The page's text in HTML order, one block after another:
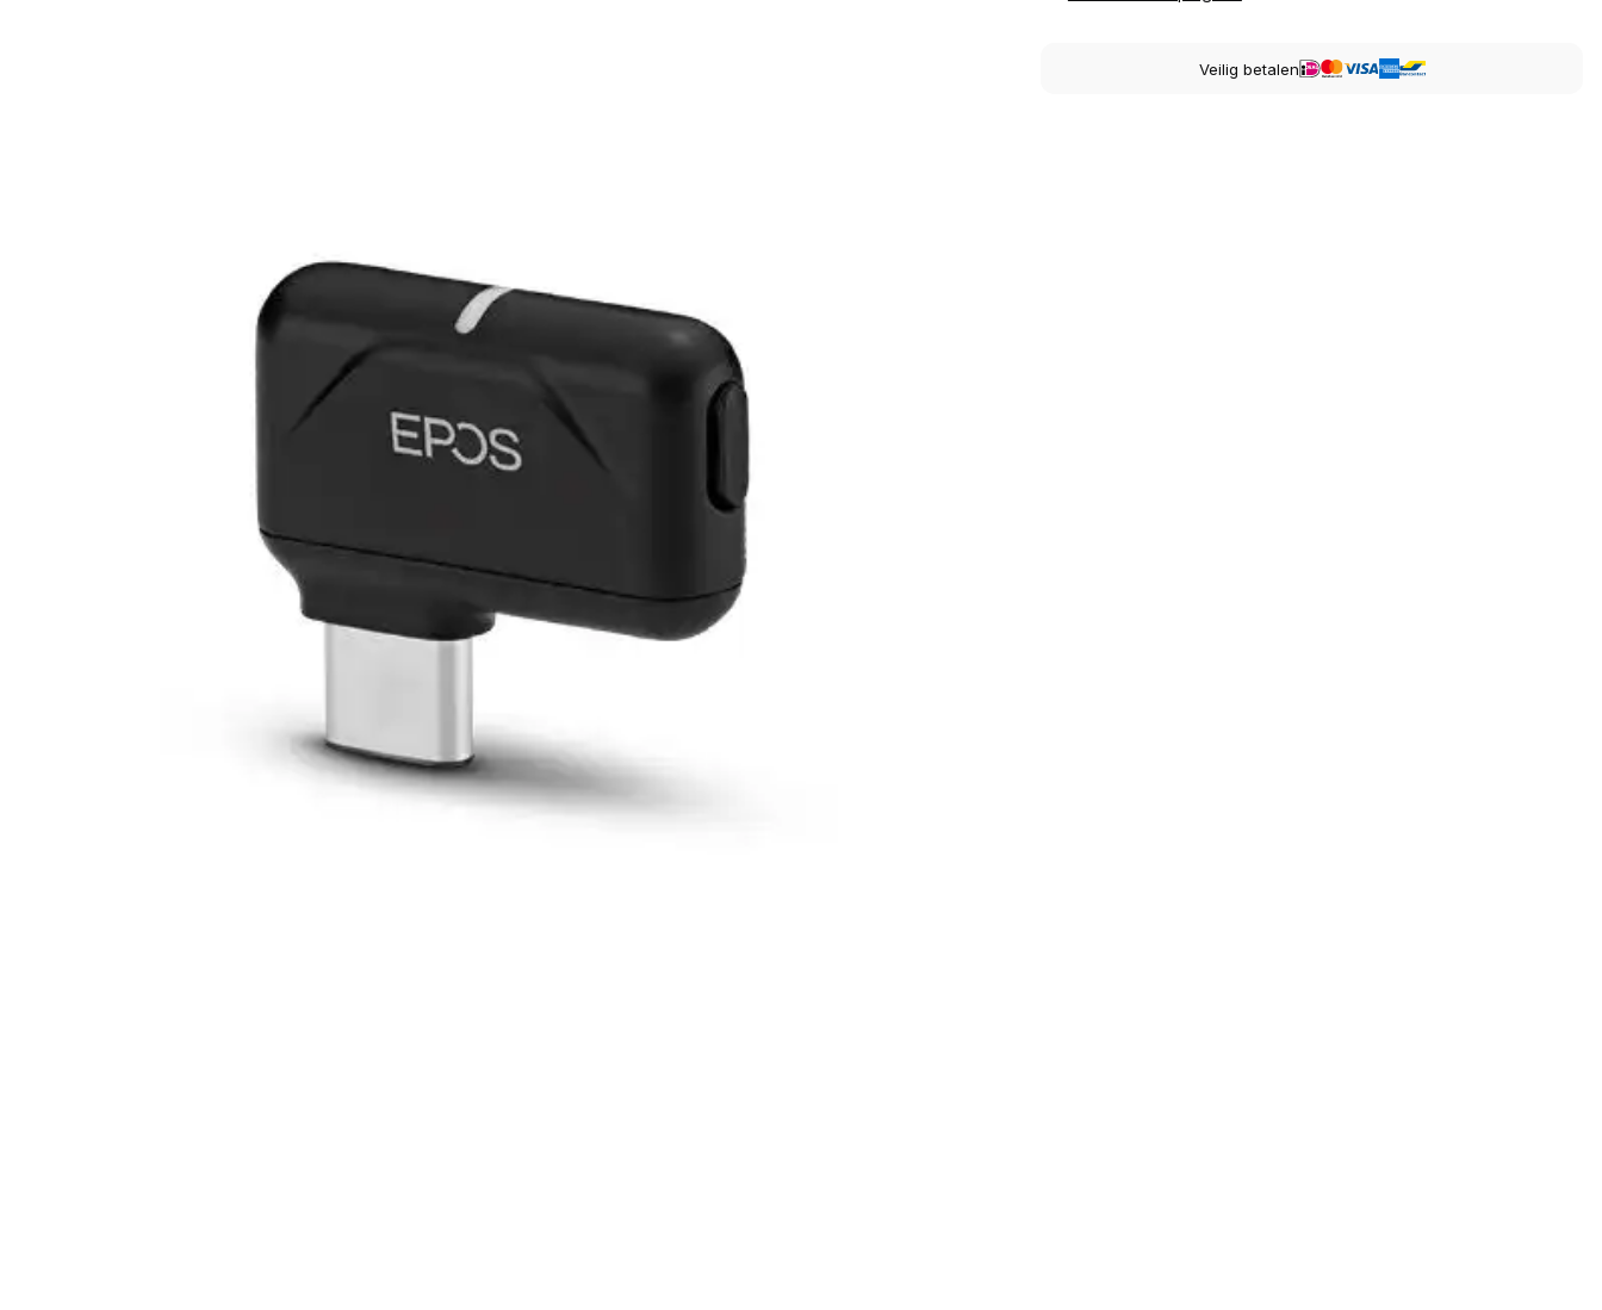
Veilig betalen